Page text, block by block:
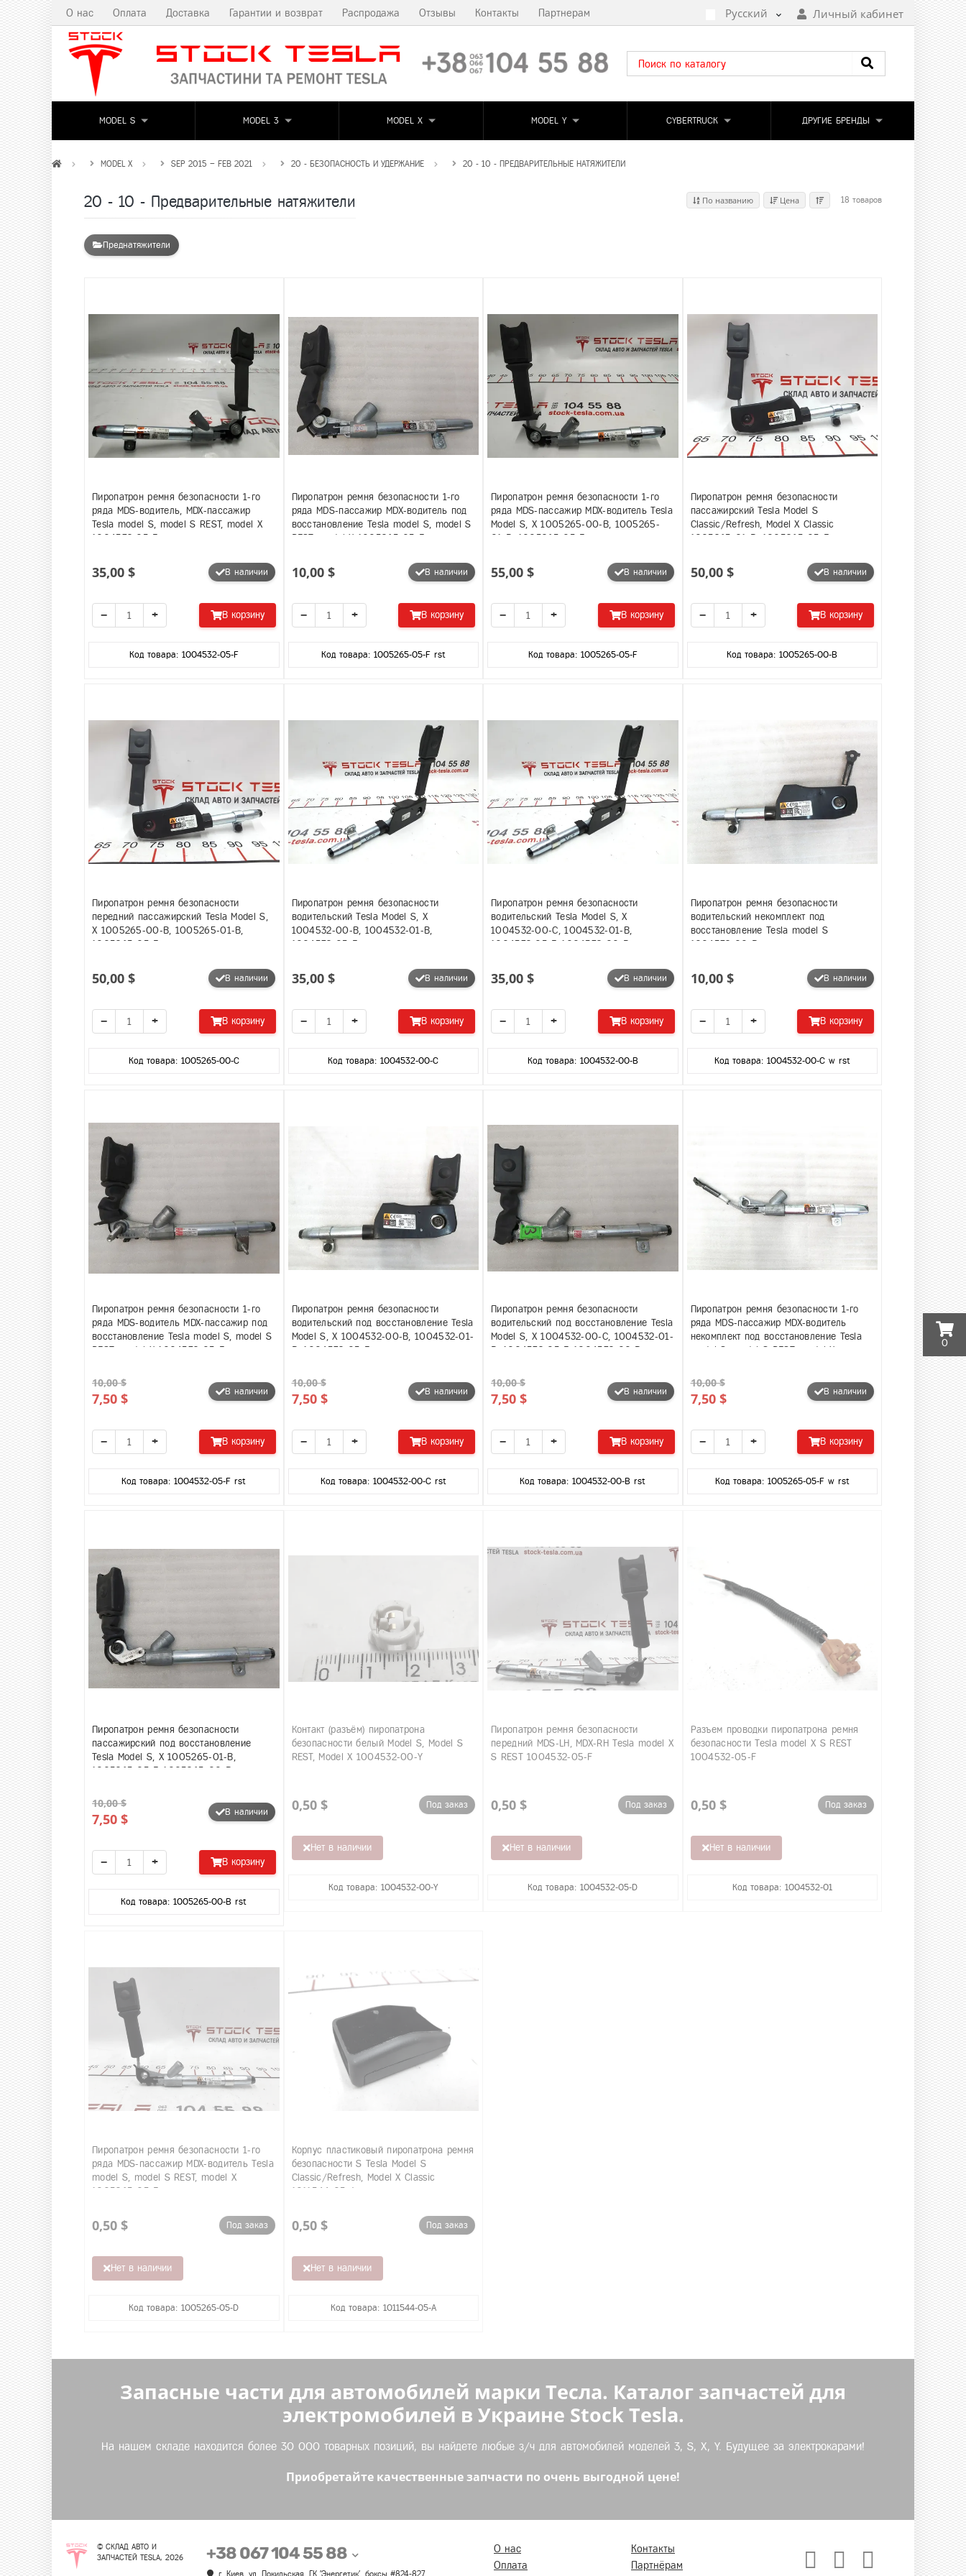
0
О нас Оплата Доставка Гарантии и возврат Распродажа Отзывы Контакты Партнерам Русский Личный кабинет
MODEL S MODEL 3 MODEL X MODEL Y CYBERTRUCK ДРУГИЕ БРЕНДЫ
MODEL X SEP 2015 – FEB 2021 20 - БЕЗОПАСНОСТЬ И УДЕРЖАНИЕ 20 - 10 - ПРЕДВАРИТЕЛЬНЫЕ НАТЯЖИТЕЛИ
20 - 10 - Предварительные натяжители По названию Цена 18 товаров
Преднатяжители
Пиропатрон ремня безопасности 1-го
ряда MDS-водитель, MDX-пассажир
Tesla model S, model S REST, model X
1004532-05-F
35,00 $ В наличии
− + В корзину
Код товара: 1004532-05-F
Пиропатрон ремня безопасности 1-го
ряда MDS-пассажир MDX-водитель под
восстановление Tesla model S, model S
REST, model X 1005265-05-F
10,00 $ В наличии
− + В корзину
Код товара: 1005265-05-F rst
Пиропатрон ремня безопасности 1-го
ряда MDS-пассажир MDX-водитель Tesla
Model S, X 1005265-00-B, 1005265-
01-B, 1005265-05-F
55,00 $ В наличии
− + В корзину
Код товара: 1005265-05-F
Пиропатрон ремня безопасности
пассажирский Tesla Model S
Classic/Refresh, Model X Classic
1005265-01-B, 1005265-05-F,
50,00 $ В наличии
− + В корзину
Код товара: 1005265-00-B
Пиропатрон ремня безопасности
передний пассажирский Tesla Model S,
X 1005265-00-B, 1005265-01-B,
1005265-05-F
50,00 $ В наличии
− + В корзину
Код товара: 1005265-00-C
Пиропатрон ремня безопасности
водительский Tesla Model S, X
1004532-00-B, 1004532-01-B,
1004532-05-F
35,00 $ В наличии
− + В корзину
Код товара: 1004532-00-C
Пиропатрон ремня безопасности
водительский Tesla Model S, X
1004532-00-C, 1004532-01-B,
1004532-05-F, 1004532-00-B
35,00 $ В наличии
− + В корзину
Код товара: 1004532-00-B
Пиропатрон ремня безопасности
водительский некомплект под
восстановление Tesla model S
1004532-00-B
10,00 $ В наличии
− + В корзину
Код товара: 1004532-00-C w rst
Пиропатрон ремня безопасности 1-го
ряда MDS-водитель MDX-пассажир под
восстановление Tesla model S, model S
REST, model X 1004532-05-F
10,00 $
7,50 $ В наличии
− + В корзину
Код товара: 1004532-05-F rst
Пиропатрон ремня безопасности
водительский под восстановление Tesla
Model S, X 1004532-00-B, 1004532-01-
B, 1004532-05-F
10,00 $
7,50 $ В наличии
− + В корзину
Код товара: 1004532-00-C rst
Пиропатрон ремня безопасности
водительский под восстановление Tesla
Model S, X 1004532-00-C, 1004532-01-
B, 1004532-05-F, 1004532-00-B
10,00 $
7,50 $ В наличии
− + В корзину
Код товара: 1004532-00-B rst
Пиропатрон ремня безопасности 1-го
ряда MDS-пассажир MDX-водитель
некомплект под восстановление Tesla
model S, model S REST, model X
10,00 $
7,50 $ В наличии
− + В корзину
Код товара: 1005265-05-F w rst
Пиропатрон ремня безопасности
пассажирский под восстановление
Tesla Model S, X 1005265-01-B,
1005265-05-F, 1005265-00-B
10,00 $
7,50 $ В наличии
− + В корзину
Код товара: 1005265-00-B rst
Контакт (разъём) пиропатрона
безопасности белый Model S, Model S
REST, Model X 1004532-00-Y
0,50 $ Под заказ
Нет в наличии
Код товара: 1004532-00-Y
Пиропатрон ремня безопасности
передний MDS-LH, MDX-RH Tesla model X
S REST 1004532-05-F
0,50 $ Под заказ
Нет в наличии
Код товара: 1004532-05-D
Разъем проводки пиропатрона ремня
безопасности Tesla model X S REST
1004532-05-F
0,50 $ Под заказ
Нет в наличии
Код товара: 1004532-01
Пиропатрон ремня безопасности 1-го
ряда MDS-пассажир MDX-водитель Tesla
model S, model S REST, model X
1005265-05-F
0,50 $ Под заказ
Нет в наличии
Код товара: 1005265-05-D
Корпус пластиковый пиропатрона ремня
безопасности S Tesla Model S
Classic/Refresh, Model X Classic
1011544-05-A
0,50 $ Под заказ
Нет в наличии
Код товара: 1011544-05-A
Запасные части для автомобилей марки Тесла. Каталог запчастей для
электромобилей в Украине Stock Tesla.
На нашем складе находится более 30 000 товарных позиций, вы найдете любые з/ч для автомобилей моделей 3, S, X, Y. Будущее за электрокарами!
Приобретайте качественные запчасти по очень выгодной цене!
© СКЛАД АВТО И
ЗАПЧАСТЕЙ TESLA, 2026
+38 067 104 55 88
г. Киев, ул. Покильская, ГК 'Энергетик', боксы #824-827
О нас
Оплата
Контакты
Партнёрам